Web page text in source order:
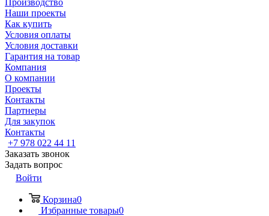
Производство
Наши проекты
Как купить
Условия оплаты
Условия доставки
Гарантия на товар
Компания
О компании
Проекты
Контакты
Партнеры
Для закупок
Контакты
+7 978 022 44 11
Заказать звонок
Задать вопрос
Войти
Корзина0
Избранные товары0